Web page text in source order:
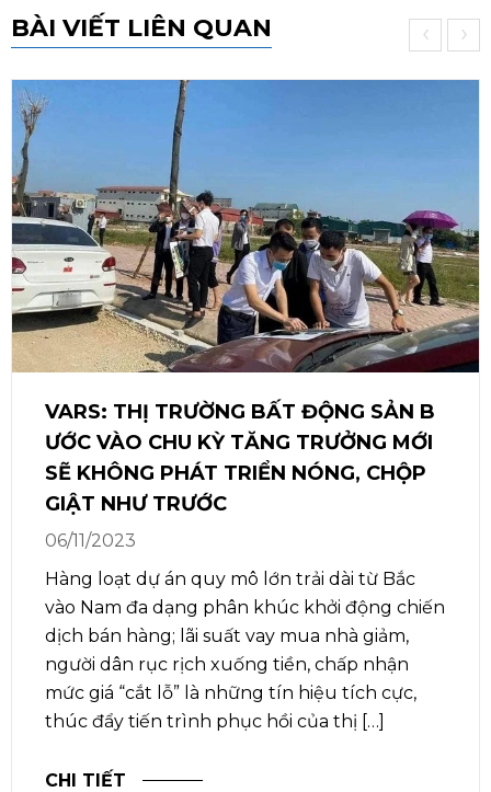
BÀI VIẾT LIÊN QUAN
VARS: THỊ TRƯỜNG BẤT ĐỘNG SẢN B
ƯỚC VÀO CHU KỲ TĂNG TRƯỞNG MỚI
SẼ KHÔNG PHÁT TRIỂN NÓNG, CHỘP
GIẬT NHƯ TRƯỚC
06/11/2023
Hàng loạt dự án quy mô lớn trải dài từ Bắc
vào Nam đa dạng phân khúc khởi động chiến
dịch bán hàng; lãi suất vay mua nhà giảm,
người dân rục rịch xuống tiền, chấp nhận
mức giá “cắt lỗ” là những tín hiệu tích cực,
thúc đẩy tiến trình phục hồi của thị […]
CHI TIẾT
‹ ›